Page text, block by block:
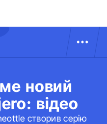
новий
відео
створив серію